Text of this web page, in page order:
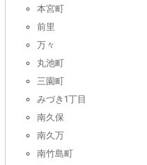
本宮町
前里
万々
丸池町
三園町
みづき1丁目
南久保
南久万
南竹島町